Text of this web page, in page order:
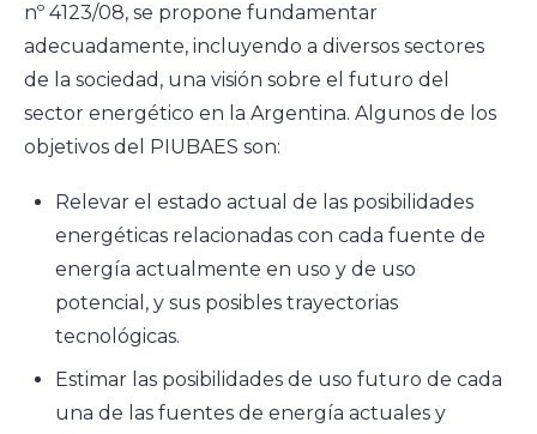
nº 4123/08, se propone fundamentar
adecuadamente, incluyendo a diversos sectores
de la sociedad, una visión sobre el futuro del
sector energético en la Argentina. Algunos de los
objetivos del PIUBAES son:
Relevar el estado actual de las posibilidades
energéticas relacionadas con cada fuente de
energía actualmente en uso y de uso
potencial, y sus posibles trayectorias
tecnológicas.
Estimar las posibilidades de uso futuro de cada
una de las fuentes de energía actuales y